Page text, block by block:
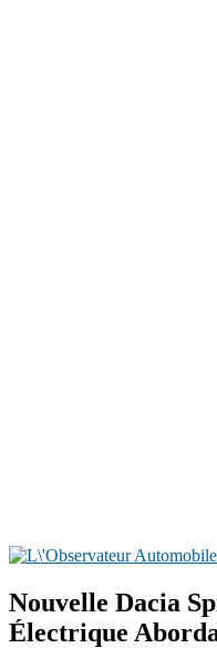
Nouvelle Dacia
Électrique